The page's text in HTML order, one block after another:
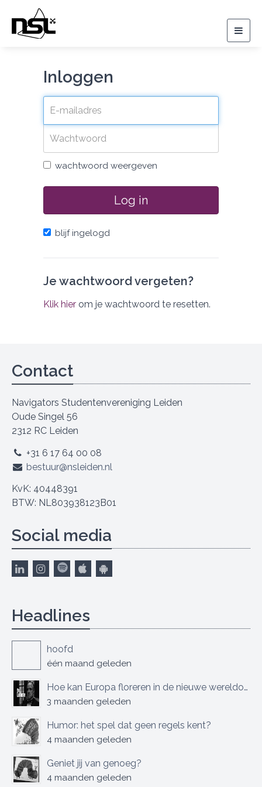
Inloggen
wachtwoord weergeven
Log in
blijf ingelogd
Je wachtwoord vergeten?
Klik hier om je wachtwoord te resetten.
Contact
Navigators Studentenvereniging Leiden
Oude Singel 56
2312 RC Leiden
+31 6 17 64 00 08
bestuur@nsleiden.nl
KvK: 40448391
BTW: NL803938123B01
Social media
Headlines
hoofd
één maand geleden
Hoe kan Europa floreren in de nieuwe wereldorde?
3 maanden geleden
Humor: het spel dat geen regels kent?
4 maanden geleden
Geniet jij van genoeg?
4 maanden geleden